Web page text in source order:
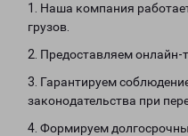
1. Наша компания
грузов.
2. Предоставляем онлайн-
3. Гарантируем
законодательства при
4. Формируем